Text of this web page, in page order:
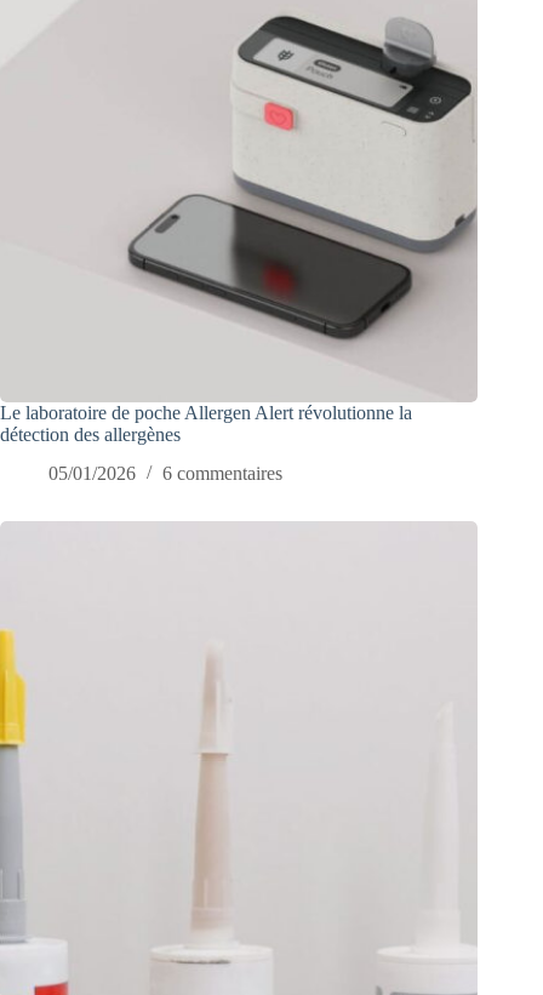
Le laboratoire de poche Allergen Alert révolutionne la
détection des allergènes
05/01/2026
6 commentaires